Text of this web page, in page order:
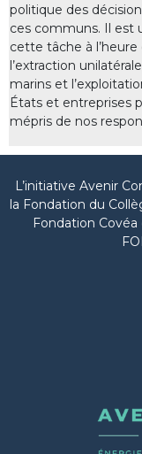
politique des
ces communs. Il est
cette tâche à l’heure
l’extraction
marins et
États et entreprises
mépris de nos
L’initiative Avenir
la Fondation du
Fondation